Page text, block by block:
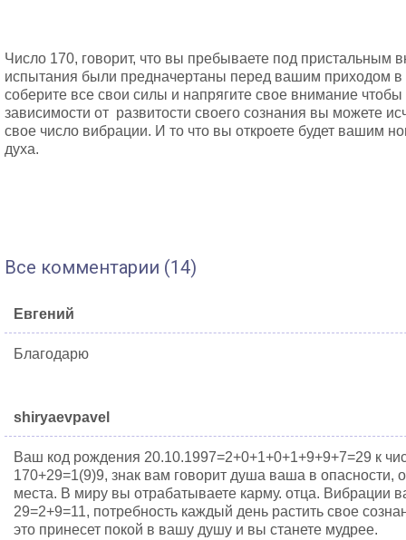
Число 170, говорит, что вы пребываете под пристальным
испытания были предначертаны перед вашим приходом в
соберите все свои силы и напрягите свое внимание
зависимости от развитости своего сознания вы можете
свое число вибрации. И то что вы откроете будет вашим
духа.
Все комментарии (14)
Евгений
Благодарю
shiryaevpavel
Ваш код рождения 20.10.1997=2+0+1+0+1+9+9+7=29 к
170+29=1(9)9, знак вам говорит душа ваша в опасности,
места. В миру вы отрабатываете карму. отца. Вибрации
29=2+9=11, потребность каждый день растить свое
это принесет покой в вашу душу и вы станете мудрее.